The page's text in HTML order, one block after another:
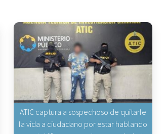
ATIC captura a sospechoso de quitarle
la vida a ciudadano por estar hablando